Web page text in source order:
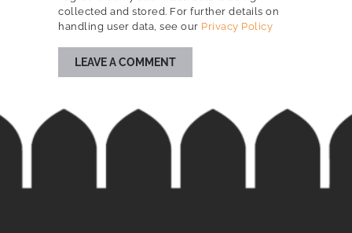
collected and stored. For further details on
handling user data, see our Privacy Policy